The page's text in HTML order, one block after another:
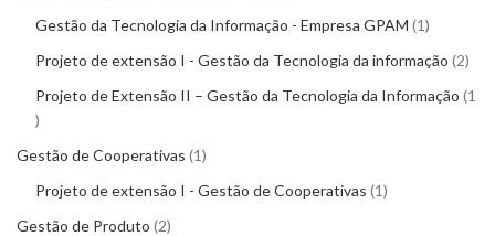
Gestão da Tecnologia da Informação - Empresa GPAM 1
Projeto de extensão I - Gestão da Tecnologia da informação 2
Projeto de Extensão II – Gestão da Tecnologia da Informação 1
Gestão de Cooperativas 1
Projeto de extensão I - Gestão de Cooperativas 1
Gestão de Produto 2